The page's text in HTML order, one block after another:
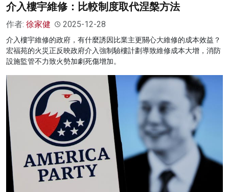
介入樓宇維修：比較制度取代涅槃方法
作者: 徐家健 2025-12-28
介入樓宇維修的政府，有什麼誘因比業主更關心大維修的成本效益？
宏福苑的火災正反映政府介入強制驗樓計劃導致維修成本大增，消防
設施監管不力致火勢加劇死傷增加。